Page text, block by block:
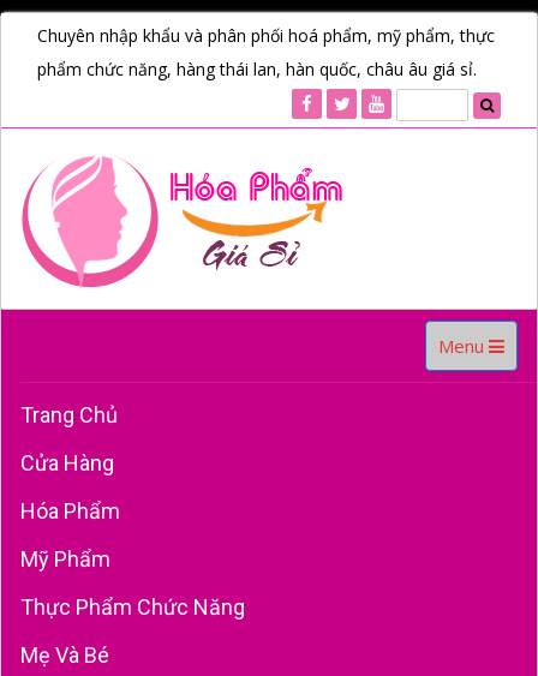
Chuyên nhập khẩu và phân phối hoá phẩm, mỹ phẩm, thực
phẩm chức năng, hàng thái lan, hàn quốc, châu âu giá sỉ.
Toggle
navigation
Menu
Trang Chủ
Cửa Hàng
Hóa Phẩm
Mỹ Phẩm
Thực Phẩm Chức Năng
Mẹ Và Bé